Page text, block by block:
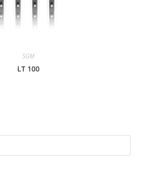
SGM
LT 100
a